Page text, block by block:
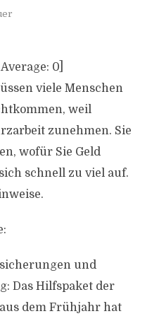
Average: 0]
viele Menschen
weil
zunehmen. Sie
wofür Sie Geld
schnell zu viel auf.
und
Das Hilfspaket der
dem Frühjahr hat